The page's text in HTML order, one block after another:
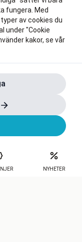
NYHETER
fungera. Med
av cookies du
under "Cookie
kakor, se vår